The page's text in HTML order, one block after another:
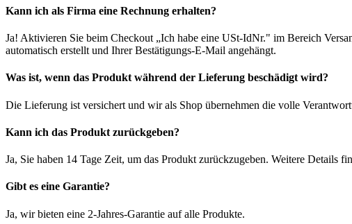
Kann ich als Firma eine Rechnung erhalten?
Ja! Aktivieren Sie beim Checkout „Ich habe eine USt-IdNr." im Bereich
automatisch erstellt und Ihrer Bestätigungs-E-Mail angehängt.
Was ist, wenn das Produkt während der Lieferung beschädigt wird?
Die Lieferung ist versichert und wir als Shop übernehmen die volle
Kann ich das Produkt zurückgeben?
Ja, Sie haben 14 Tage Zeit, um das Produkt zurückzugeben. Weitere Details
Gibt es eine Garantie?
Ja, wir bieten eine 2-Jahres-Garantie auf alle Produkte.